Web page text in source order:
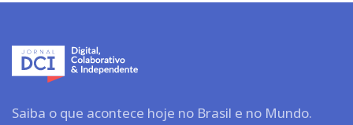
Saiba o que acontece hoje no Brasil e no Mundo.